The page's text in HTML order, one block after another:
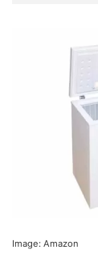
Image: Amazon